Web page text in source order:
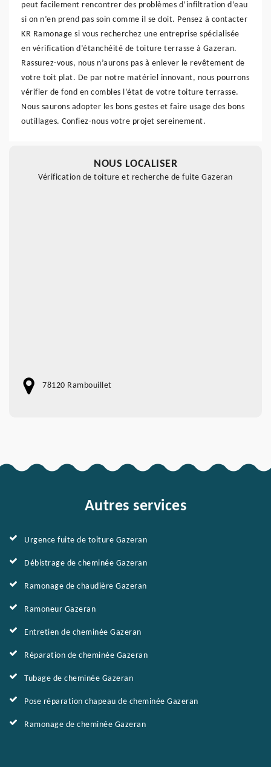
peut facilement rencontrer des problèmes d’infiltration d’eau
si on n’en prend pas soin comme il se doit. Pensez à contacter
KR Ramonage si vous recherchez une entreprise spécialisée
en vérification d’étanchéité de toiture terrasse à Gazeran.
Rassurez-vous, nous n’aurons pas à enlever le revêtement de
votre toit plat. De par notre matériel innovant, nous pourrons
vérifier de fond en combles l’état de votre toiture terrasse.
Nous saurons adopter les bons gestes et faire usage des bons
outillages. Confiez-nous votre projet sereinement.
NOUS LOCALISER
Vérification de toiture et recherche de fuite Gazeran
78120 Rambouillet
Autres services
Urgence fuite de toiture Gazeran
Débistrage de cheminée Gazeran
Ramonage de chaudière Gazeran
Ramoneur Gazeran
Entretien de cheminée Gazeran
Réparation de cheminée Gazeran
Tubage de cheminée Gazeran
Pose réparation chapeau de cheminée Gazeran
Ramonage de cheminée Gazeran